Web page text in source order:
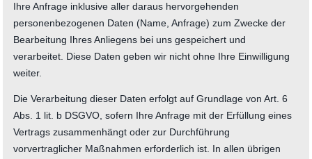
Ihre Anfrage inklusive aller daraus hervorgehenden
personenbezogenen Daten (Name, Anfrage) zum Zwecke der
Bearbeitung Ihres Anliegens bei uns gespeichert und
verarbeitet. Diese Daten geben wir nicht ohne Ihre Einwilligung
weiter.
Die Verarbeitung dieser Daten erfolgt auf Grundlage von Art. 6
Abs. 1 lit. b DSGVO, sofern Ihre Anfrage mit der Erfüllung eines
Vertrags zusammenhängt oder zur Durchführung
vorvertraglicher Maßnahmen erforderlich ist. In allen übrigen